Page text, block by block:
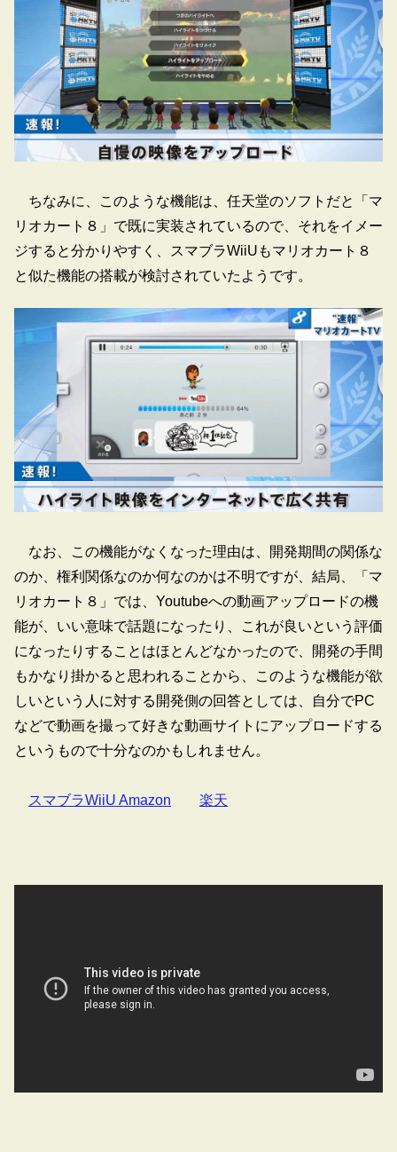
ちなみに、このような機能は、任天堂のソフトだと「マ
リオカート８」で既に実装されているので、それをイメー
ジすると分かりやすく、スマブラWiiUもマリオカート８
と似た機能の搭載が検討されていたようです。
なお、この機能がなくなった理由は、開発期間の関係な
のか、権利関係なのか何なのかは不明ですが、結局、「マ
リオカート８」では、Youtubeへの動画アップロードの機
能が、いい意味で話題になったり、これが良いという評価
になったりすることはほとんどなかったので、開発の手間
もかなり掛かると思われることから、このような機能が欲
しいという人に対する開発側の回答としては、自分でPC
などで動画を撮って好きな動画サイトにアップロードする
というもので十分なのかもしれません。
スマブラWiiU Amazon 楽天